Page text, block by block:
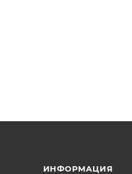
ИНФОРМАЦИЯ